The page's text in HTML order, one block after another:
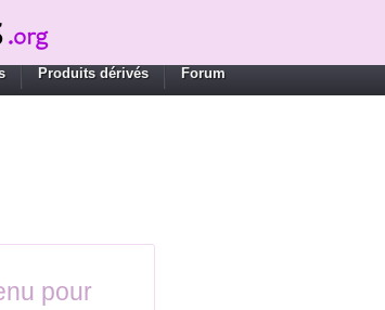
Produits dérivés Forum
pour